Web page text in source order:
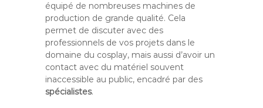
équipé de nombreuses machines de
production de grande qualité. Cela
permet de discuter avec des
professionnels de vos projets dans le
domaine du cosplay, mais aussi d’avoir un
contact avec du matériel souvent
inaccessible au public, encadré par des
spécialistes.